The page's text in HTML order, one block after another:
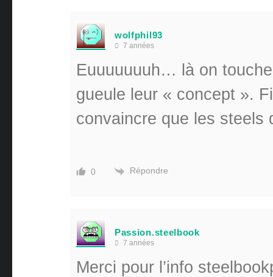
wolfphil93
7 années
Euuuuuuuh… là on
gueule leur « concept ».
convaincre que les steels
0 Répondre
Passion.steelbook
7 années
Merci pour l’info